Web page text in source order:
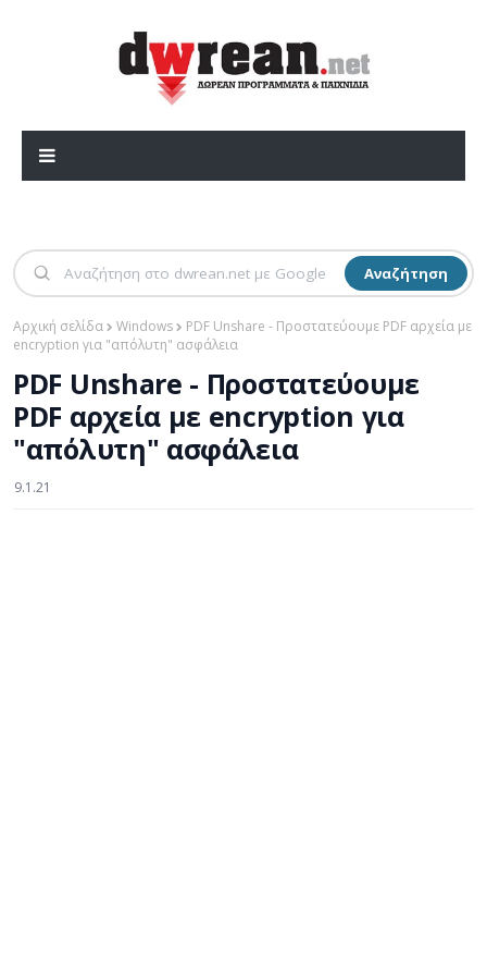
Αναζήτηση
Αρχική σελίδα Windows
PDF Unshare - Προστατεύουμε PDF αρχεία με
encryption για "απόλυτη" ασφάλεια
PDF Unshare - Προστατεύουμε
PDF αρχεία με encryption για
"απόλυτη" ασφάλεια
9.1.21